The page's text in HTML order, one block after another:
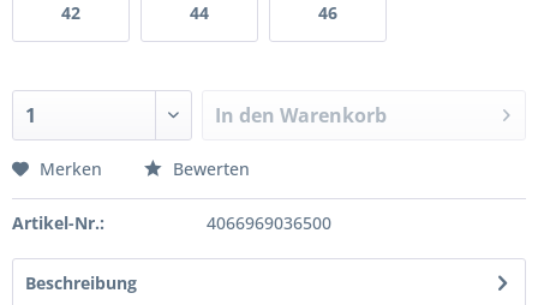
42 44 46
In den Warenkorb
Merken Bewerten
Artikel-Nr.: 4066969036500
Beschreibung